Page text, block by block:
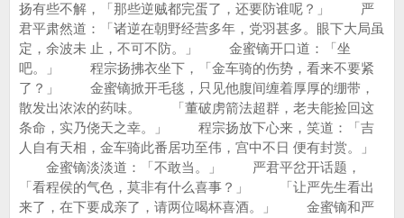
扬有些不解，「那些逆贼都完蛋了，还要防谁呢？」 严
君平肃然道：「诸逆在朝野经营多年，党羽甚多。眼下大局虽
定，余波未 止，不可不防。」 金蜜镝开口道：「坐
吧。」 程宗扬拂衣坐下，「金车骑的伤势，看来不要紧
了？」 金蜜镝掀开毛毯，只见他腹间缠着厚厚的绷带，
散发出浓浓的药味。 「董破虏箭法超群，老夫能捡回这
条命，实乃侥天之幸。」 程宗扬放下心来，笑道：「吉
人自有天相，金车骑此番居功至伟，宫中不日 便有封赏。」
金蜜镝淡淡道：「不敢当。」 严君平岔开话题，
「看程侯的气色，莫非有什么喜事？」 「让严先生看出
来了，在下要成亲了，请两位喝杯喜酒。」 金蜜镝和严